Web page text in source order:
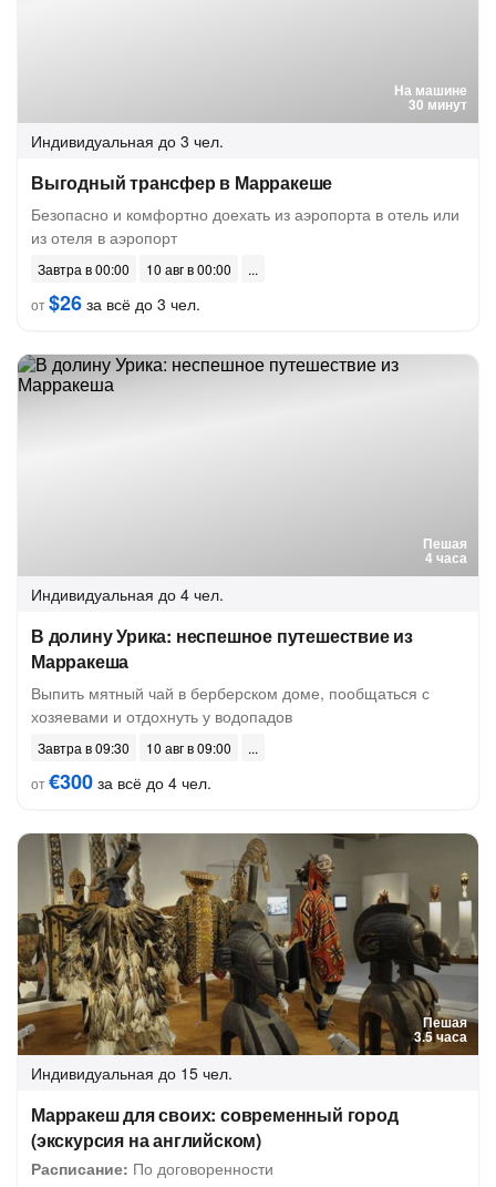
На машине
30 минут
Индивидуальная до 3 чел.
Выгодный трансфер в Марракеше
Безопасно и комфортно доехать из аэропорта в отель или
из отеля в аэропорт
Завтра в 00:00
10 авг в 00:00
от$26 за всё до 3 чел.
Пешая
4 часа
Индивидуальная до 4 чел.
В долину Урика: неспешное путешествие из
Марракеша
Выпить мятный чай в берберском доме, пообщаться с
хозяевами и отдохнуть у водопадов
Завтра в 09:30
10 авг в 09:00
от€300 за всё до 4 чел.
Пешая
3.5 часа
Индивидуальная до 15 чел.
Марракеш для своих: современный город
(экскурсия на английском)
Расписание: По договоренности